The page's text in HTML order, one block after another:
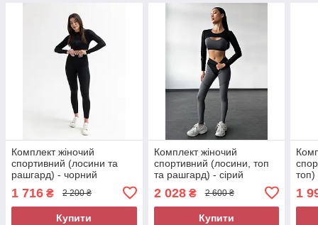
Комплект жіночий
спортивний (лосини та
рашгард) - чорний
1 716 ₴ 2 200 ₴
Купити
Комплект жіночий
спортивний (лосини, топ
та рашгард) - сірий
2 028₴ 2 600 ₴
Купити
1